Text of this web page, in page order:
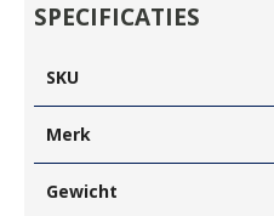
SPECIFICATIES
SKU
Merk
Gewicht